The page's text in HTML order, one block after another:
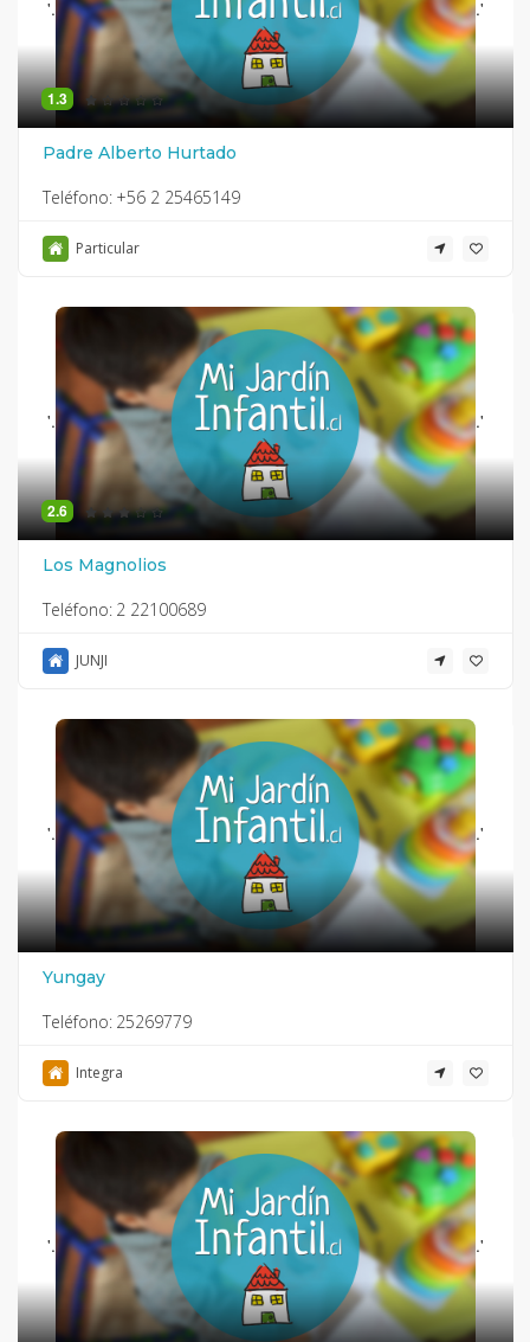
'. .'
1.3
Padre Alberto Hurtado
Teléfono: +56 2 25465149
Particular
'. .'
2.6
Los Magnolios
Teléfono: 2 22100689
JUNJI
'. .'
Yungay
Teléfono: 25269779
Integra
'. .'